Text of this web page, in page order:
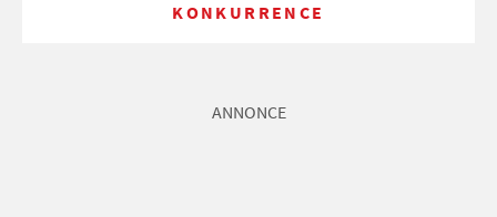
KONKURRENCE
ANNONCE